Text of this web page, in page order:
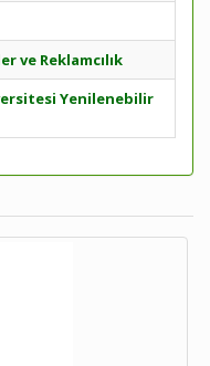
ve Reklamcılık
Yenilenebilir